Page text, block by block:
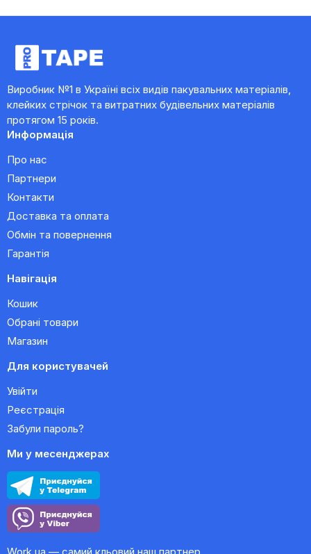
Виробник №1 в Україні всіх видів пакувальних матеріалів,
клейких стрічок та витратних будівельних матеріалів
протягом 15 років.
Информація
Про нас
Партнери
Контакти
Доставка та оплата
Обмін та повернення
Гарантія
Навігація
Кошик
Обрані товари
Магазин
Для користувачей
Увійти
Реєстрація
Забули пароль?
Ми у месенджерах